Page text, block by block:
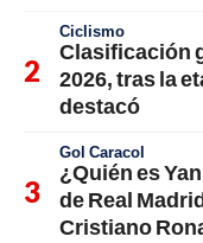
Ciclismo
Clasificación
2026, tras la
destacó
Gol Caracol
¿Quién es
de Real
Cristiano